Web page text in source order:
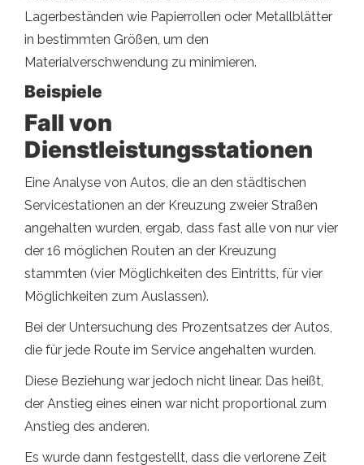
Lagerbeständen wie Papierrollen oder Metallblätter
in bestimmten Größen, um den
Materialverschwendung zu minimieren.
Beispiele
Fall von
Dienstleistungsstationen
Eine Analyse von Autos, die an den städtischen
Servicestationen an der Kreuzung zweier Straßen
angehalten wurden, ergab, dass fast alle von nur vier
der 16 möglichen Routen an der Kreuzung
stammten (vier Möglichkeiten des Eintritts, für vier
Möglichkeiten zum Auslassen).
Bei der Untersuchung des Prozentsatzes der Autos,
die für jede Route im Service angehalten wurden.
Diese Beziehung war jedoch nicht linear. Das heißt,
der Anstieg eines einen war nicht proportional zum
Anstieg des anderen.
Es wurde dann festgestellt, dass die verlorene Zeit